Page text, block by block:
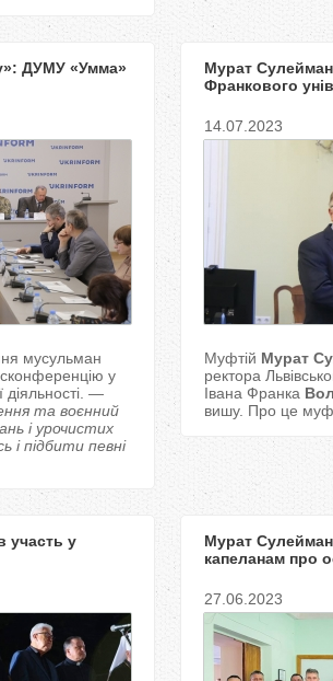
ДУМУ «Умма»
мусульман
у
—
та воєнний
і урочистих
і підбити певні
Мурат
Франкового
14.07.2023
Муфтій Мурат
ректора
Івана Франка
вишу. Про це
участь у
Мурат
капеланам про
27.06.2023